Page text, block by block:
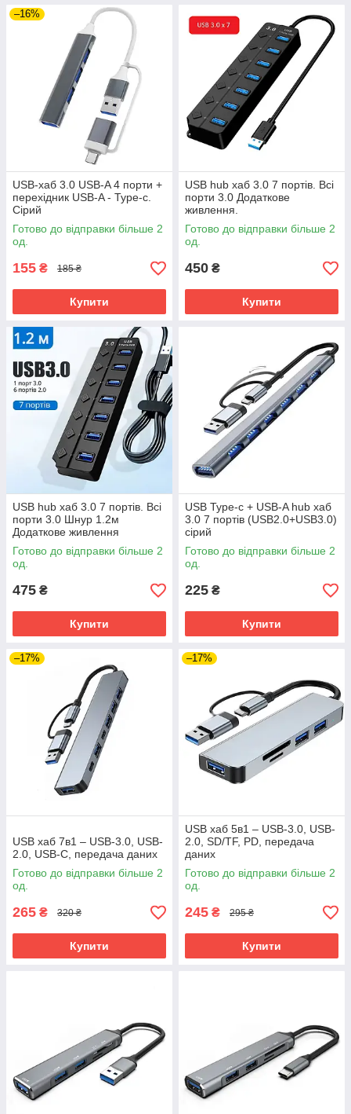
–16%
USB-хаб 3.0 USB-A 4 порти +
перехідник USB-A - Type-c.
Сірий
Готово до відправки більше 2
од.
155 ₴ 185 ₴
Купити
USB hub хаб 3.0 7 портів. Всі
порти 3.0 Додаткове
живлення.
Готово до відправки більше 2
од.
450 ₴
Купити
USB hub хаб 3.0 7 портів. Всі
порти 3.0 Шнур 1.2м
Додаткове живлення
Готово до відправки більше 2
од.
475 ₴
Купити
USB Type-c + USB-A hub хаб
3.0 7 портів (USB2.0+USB3.0)
сірий
Готово до відправки більше 2
од.
225 ₴
Купити
–17%
USB хаб 7в1 – USB-3.0, USB-
2.0, USB-C, передача даних
Готово до відправки більше 2
од.
265 ₴ 320 ₴
Купити
–17%
USB хаб 5в1 – USB-3.0, USB-
2.0, SD/TF, PD, передача
даних
Готово до відправки більше 2
од.
245 ₴ 295 ₴
Купити